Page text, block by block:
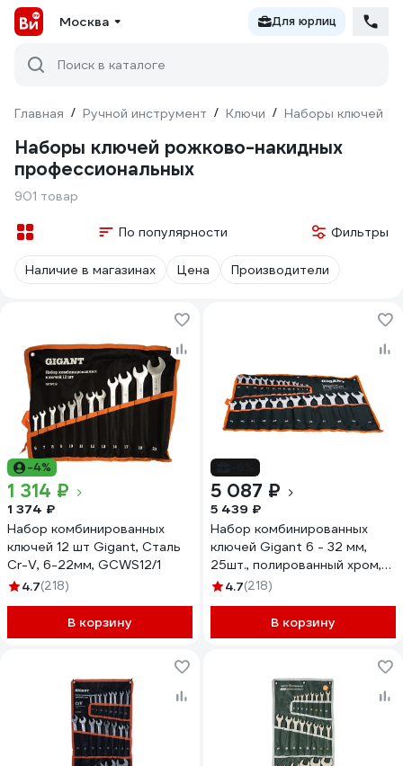
Москва Для юрлиц
Поиск в каталоге
Главная / Ручной инструмент / Ключи / Наборы ключей
Наборы ключей рожково-накидных
профессиональных
901 товар
По популярности Фильтры
Наличие в магазинах Цена Производители
-4%
1 314 ₽
1 374 ₽
Набор комбинированных
ключей 12 шт Gigant, Сталь
Cr-V, 6-22мм, GCWS12/1
4.7(218)
В корзину
5 087 ₽
5 439 ₽
Набор комбинированных
ключей Gigant 6 - 32 мм,
25шт., полированный хром,
Сталь Cr-V, 6-32мм,
4.7(218)
В корзину